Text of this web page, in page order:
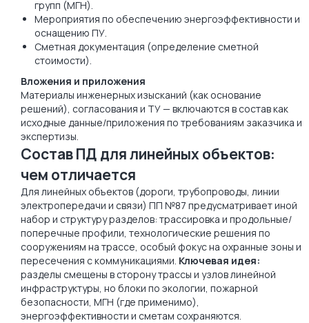
групп (МГН).
Мероприятия по обеспечению энергоэффективности и
оснащению ПУ.
Сметная документация (определение сметной
стоимости).
Вложения и приложения
Материалы инженерных изысканий (как основание
решений), согласования и ТУ — включаются в состав как
исходные данные/приложения по требованиям заказчика и
экспертизы.
Состав ПД для линейных объектов:
чем отличается
Для линейных объектов (дороги, трубопроводы, линии
электропередачи и связи) ПП №87 предусматривает иной
набор и структуру разделов: трассировка и продольные/
поперечные профили, технологические решения по
сооружениям на трассе, особый фокус на охранные зоны и
пересечения с коммуникациями. Ключевая идея:
разделы смещены в сторону трассы и узлов линейной
инфраструктуры, но блоки по экологии, пожарной
безопасности, МГН (где применимо),
энергоэффективности и сметам сохраняются.